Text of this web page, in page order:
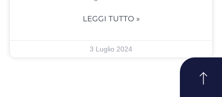
LEGGI TUTTO »
3 Luglio 2024